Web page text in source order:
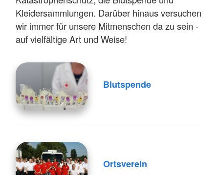
Kleidersammlungen. Darüber hinaus versuchen
wir immer für unsere Mitmenschen da zu sein -
auf vielfältige Art und Weise!
Blutspende
Ortsverein